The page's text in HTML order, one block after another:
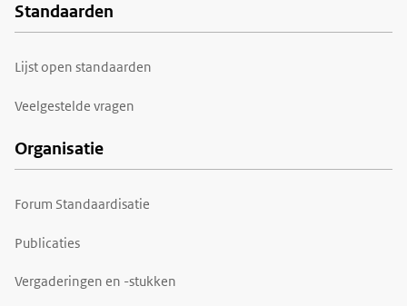
Voet
Standaarden
Lijst open standaarden
Veelgestelde vragen
Organisatie
Forum Standaardisatie
Publicaties
Vergaderingen en -stukken